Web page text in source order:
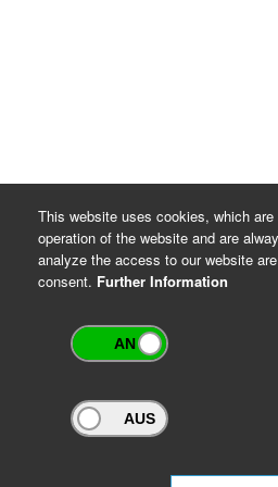
Archivportal Thüringen
This website uses cookies, which
operation of the website and are
analyze the access to our website
consent. Further Information